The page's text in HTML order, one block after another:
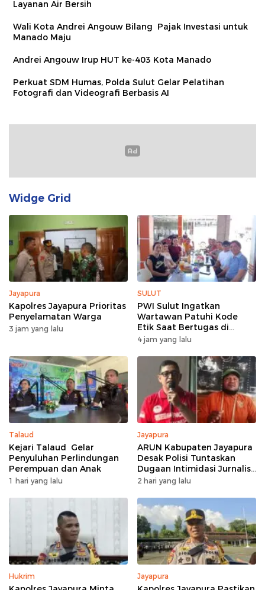
Layanan Air Bersih
Wali Kota Andrei Angouw Bilang Pajak Investasi untuk
Manado Maju
Andrei Angouw Irup HUT ke-403 Kota Manado
Perkuat SDM Humas, Polda Sulut Gelar Pelatihan
Fotografi dan Videografi Berbasis AI
Widge Grid
Jayapura
Kapolres Jayapura Prioritas
Penyelamatan Warga
3 jam yang lalu
SULUT
PWI Sulut Ingatkan
Wartawan Patuhi Kode
Etik Saat Bertugas di
Lapangan
4 jam yang lalu
Talaud
Kejari Talaud Gelar
Penyuluhan Perlindungan
Perempuan dan Anak
1 hari yang lalu
Jayapura
ARUN Kabupaten Jayapura
Desak Polisi Tuntaskan
Dugaan Intimidasi Jurnalis
Jubi
2 hari yang lalu
Hukrim Jayapura